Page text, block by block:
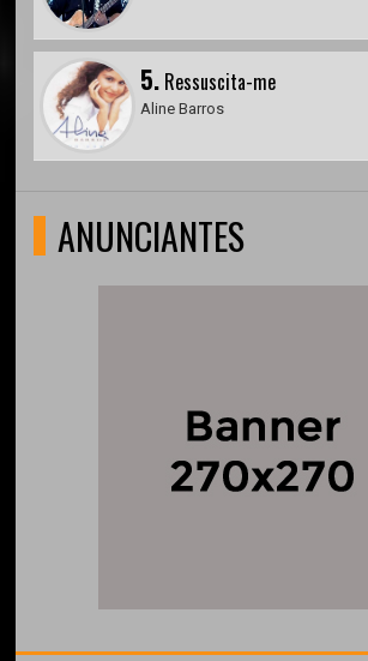
5. Ressuscita-me
Aline Barros
ANUNCIANTES